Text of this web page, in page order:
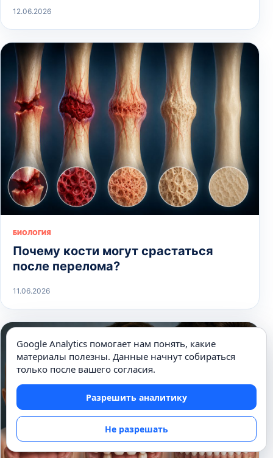
12.06.2026
БИОЛОГИЯ
Почему кости могут срастаться
после перелома?
11.06.2026
Google Analytics помогает нам понять, какие
материалы полезны. Данные начнут собираться
только после вашего согласия.
Разрешить аналитику
Не разрешать